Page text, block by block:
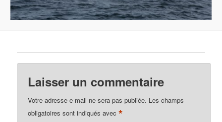
Laisser un commentaire
Votre adresse e-mail ne sera pas publiée. Les champs
obligatoires sont indiqués avec*